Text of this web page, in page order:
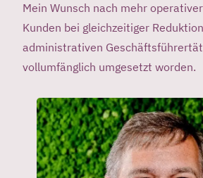
Mein Wunsch nach mehr
Kunden bei gleichzeitiger
administrativen
vollumfänglich umgesetzt worden.